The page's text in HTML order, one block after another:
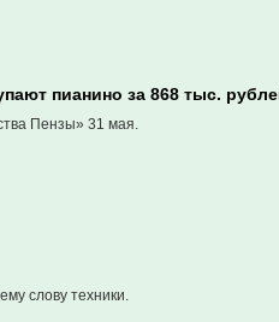
пианино за 868 тыс.
Пензы» 31 мая.
слову техники.